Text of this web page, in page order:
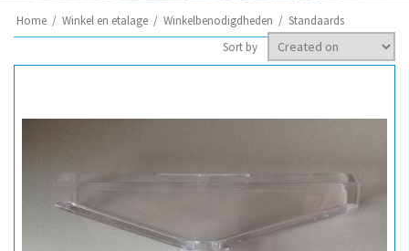
Home / Winkel en etalage / Winkelbenodigdheden / Standaards
Sort by